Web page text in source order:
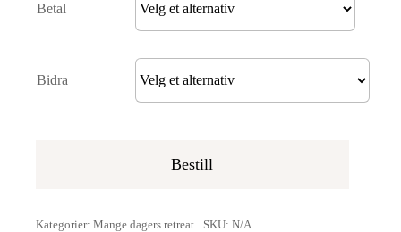
Betal
Bidra
Bestill
Kategorier: Mange dagers retreat SKU: N/A